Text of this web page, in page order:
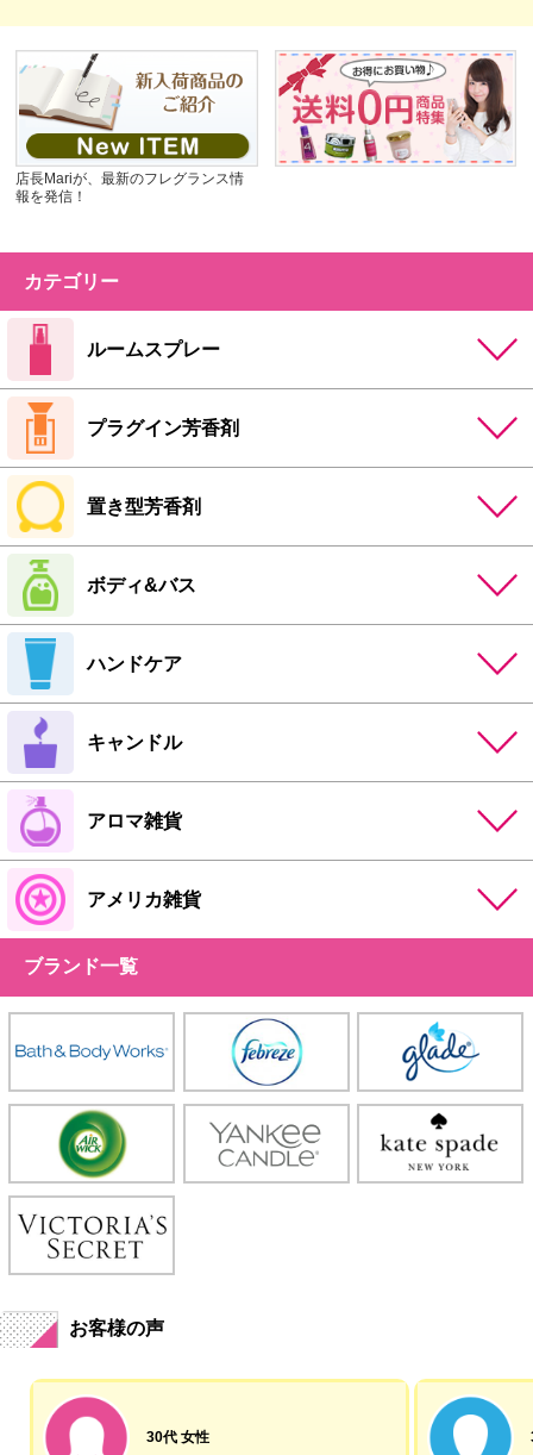
店長Mariが、最新のフレグランス情
報を発信！
カテゴリー
ルームスプレー
プラグイン芳香剤
置き型芳香剤
ボディ&バス
ハンドケア
キャンドル
アロマ雑貨
アメリカ雑貨
ブランド一覧
お客様の声
30代 女性